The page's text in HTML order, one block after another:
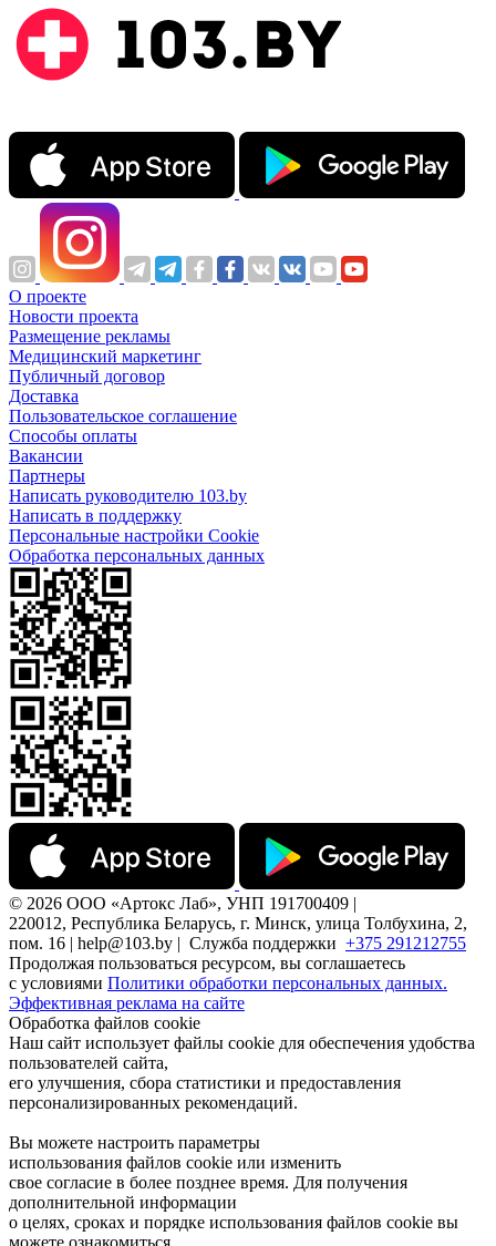
О проекте
Новости проекта
Размещение рекламы
Медицинский маркетинг
Публичный договор
Доставка
Пользовательское соглашение
Способы оплаты
Вакансии
Партнеры
Написать руководителю 103.by
Написать в поддержку
Персональные настройки Cookie
Обработка персональных данных
© 2026 ООО «Артокс Лаб», УНП 191700409 |
220012, Республика Беларусь, г. Минск, улица Толбухина, 2,
пом. 16 | help@103.by | Служба поддержки +375 291212755
Продолжая пользоваться ресурсом, вы соглашаетесь
с условиями Политики обработки персональных данных.
Эффективная реклама на сайте
Обработка файлов cookie
Наш сайт использует файлы cookie для обеспечения удобства
пользователей сайта,
его улучшения, сбора статистики и предоставления
персонализированных рекомендаций.
Вы можете настроить параметры
использования файлов cookie или изменить
свое согласие в более позднее время. Для получения
дополнительной информации
о целях, сроках и порядке использования файлов cookie вы
можете ознакомиться